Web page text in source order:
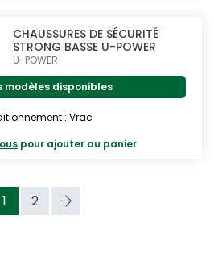
CHAUSSURES DE SÉCURITÉ
STRONG BASSE U-POWER
U-POWER
modèles disponibles
: Vrac
pour ajouter au panier
1 2